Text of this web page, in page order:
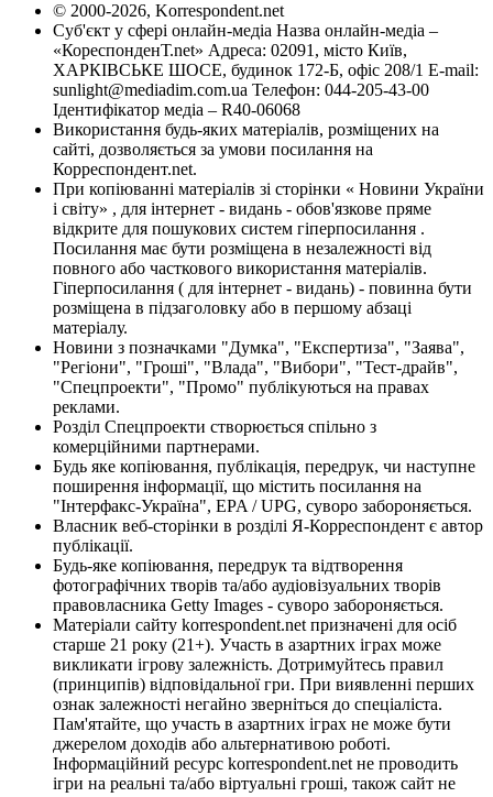
© 2000-2026, Korrespondent.net
Суб'єкт у сфері онлайн-медіа Назва онлайн-медіа –
«КореспонденТ.net» Адреса: 02091, місто Київ,
ХАРКІВСЬКЕ ШОСЕ, будинок 172-Б, офіс 208/1 E-mail:
sunlight@mediadim.com.ua Телефон: 044-205-43-00
Ідентифікатор медіа – R40-06068
Використання будь-яких матеріалів, розміщених на
сайті, дозволяється за умови посилання на
Корреспондент.net.
При копіюванні матеріалів зі сторінки « Новини України
і світу» , для інтернет - видань - обов'язкове пряме
відкрите для пошукових систем гіперпосилання .
Посилання має бути розміщена в незалежності від
повного або часткового використання матеріалів.
Гіперпосилання ( для інтернет - видань) - повинна бути
розміщена в підзаголовку або в першому абзаці
матеріалу.
Новини з позначками "Думка", "Експертиза", "Заява",
"Регіони", "Гроші", "Влада", "Вибори", "Тест-драйв",
"Спецпроекти", "Промо" публікуються на правах
реклами.
Розділ Спецпроекти створюється спільно з
комерційними партнерами.
Будь яке копіювання, публікація, передрук, чи наступне
поширення інформації, що містить посилання на
"Інтерфакс-Україна", EPA / UPG, суворо забороняється.
Власник веб-сторінки в розділі Я-Корреспондент є автор
публікації.
Будь-яке копіювання, передрук та відтворення
фотографічних творів та/або аудіовізуальних творів
правовласника Getty Images - суворо забороняється.
Матеріали сайту korrespondent.net призначені для осіб
старше 21 року (21+). Участь в азартних іграх може
викликати ігрову залежність. Дотримуйтесь правил
(принципів) відповідальної гри. При виявленні перших
ознак залежності негайно зверніться до спеціаліста.
Пам'ятайте, що участь в азартних іграх не може бути
джерелом доходів або альтернативою роботі.
Інформаційний ресурс korrespondent.net не проводить
ігри на реальні та/або віртуальні гроші, також сайт не